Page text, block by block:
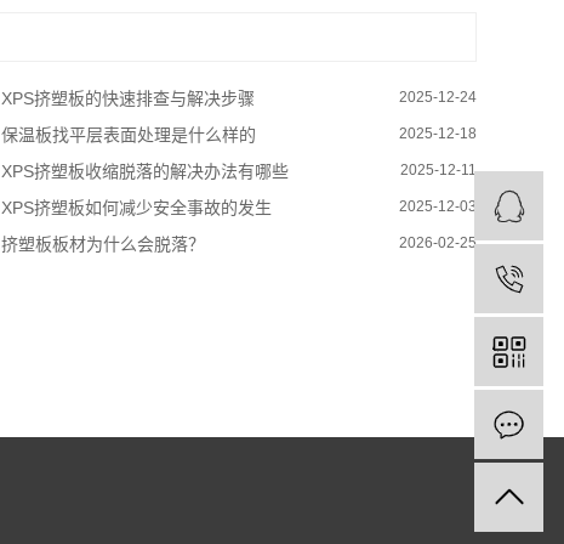
XPS挤塑板的快速排查与解决步骤 2025-12-24
保温板找平层表面处理是什么样的 2025-12-18
XPS挤塑板收缩脱落的解决办法有哪些 2025-12-11
XPS挤塑板如何减少安全事故的发生 2025-12-03
挤塑板板材为什么会脱落？ 2026-02-25